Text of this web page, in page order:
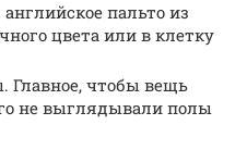
пальто из
цвета или в клетку
Главное, чтобы вещь
не выглядывали полы